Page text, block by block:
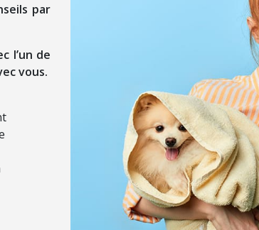
par
l’un de
vous.